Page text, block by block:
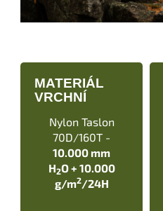
MATERIÁL
VRCHNÍ
Nylon Taslon
70D/160T -
10.000 mm
H2O+ 10.000
g/m2/24H